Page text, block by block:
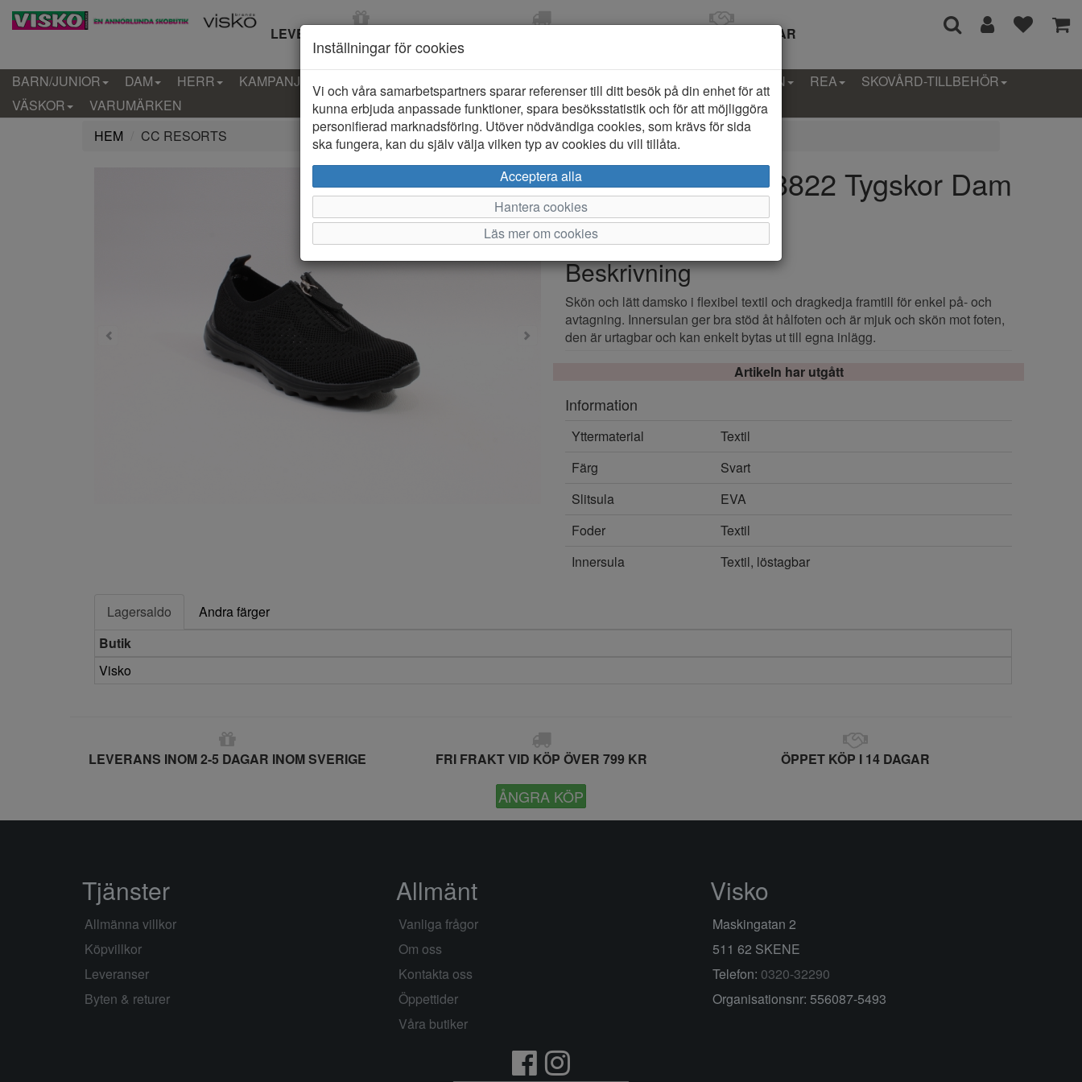
LEVERANS INOM 2-5 DAGAR ÖPPET KÖP I 14 DAGAR
BARN/JUNIOR DAM HERR KAMPANJ KLÄDER-BARN PROVKOLLEKTION REA
SKOVÅRD-TILLBEHÖR
VÄSKOR
VARUMÄRKEN
HEM
CC RESORTS
CC Resorts 6948822 Tygskor Dam
Varumärke: CC Resorts
Artikelnummer: 2510265
Beskrivning
Skön och lätt damsko i flexibel textil och dragkedja framtill för enkel på- och
avtagning. Innersulan ger bra stöd åt hålfoten och är mjuk och skön mot foten,
den är urtagbar och kan enkelt bytas ut till egna inlägg.
Artikeln har utgått
Information
Yttermaterial
Textil
Färg
Svart
Slitsula
EVA
Foder
Textil
Innersula
Textil, löstagbar
Lagersaldo
Andra färger
Butik
Visko
LEVERANS INOM 2-5 DAGAR INOM SVERIGE FRI FRAKT VID KÖP ÖVER 799 KR ÖPPET KÖP I 14 DAGAR
ÅNGRA KÖP
Inställningar för cookies
Vi och våra samarbetspartners sparar referenser till ditt besök på din enhet för att
kunna erbjuda anpassade funktioner, spara besöksstatistik och för att möjliggöra
personifierad marknadsföring. Utöver nödvändiga cookies, som krävs för sida
ska fungera, kan du själv välja vilken typ av cookies du vill tillåta.
Acceptera alla
Hantera cookies
Läs mer om cookies
Tjänster
Allmänna villkor
Köpvillkor
Leveranser
Byten & returer
Allmänt
Vanliga frågor
Om oss
Kontakta oss
Öppettider
Våra butiker
Visko
Maskingatan 2
511 62 SKENE
Telefon: 0320-32290
Organisationsnr: 556087-5493